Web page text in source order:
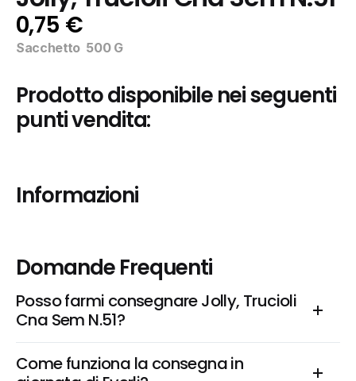
0,75 €
Sacchetto  500 G
Prodotto disponibile nei seguenti
punti vendita:
Informazioni
Domande Frequenti
Posso farmi consegnare Jolly, Trucioli
Cna Sem N.51?
Come funziona la consegna in